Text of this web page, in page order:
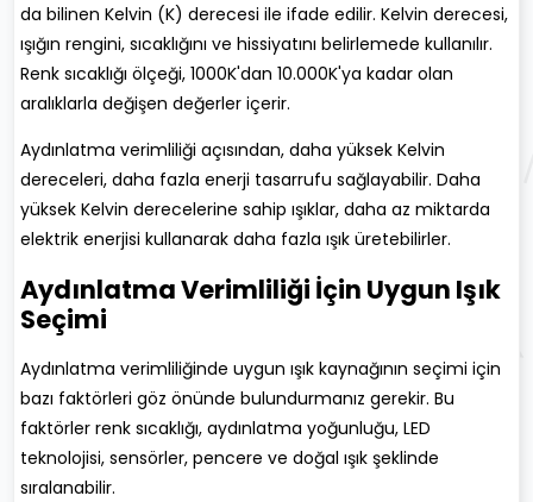
da bilinen Kelvin (K) derecesi ile ifade edilir. Kelvin derecesi,
ışığın rengini, sıcaklığını ve hissiyatını belirlemede kullanılır.
Renk sıcaklığı ölçeği, 1000K'dan 10.000K'ya kadar olan
aralıklarla değişen değerler içerir.
Aydınlatma verimliliği açısından, daha yüksek Kelvin
dereceleri, daha fazla enerji tasarrufu sağlayabilir. Daha
yüksek Kelvin derecelerine sahip ışıklar, daha az miktarda
elektrik enerjisi kullanarak daha fazla ışık üretebilirler.
Aydınlatma Verimliliği İçin Uygun Işık
Seçimi
Aydınlatma verimliliğinde uygun ışık kaynağının seçimi için
bazı faktörleri göz önünde bulundurmanız gerekir. Bu
faktörler renk sıcaklığı, aydınlatma yoğunluğu, LED
teknolojisi, sensörler, pencere ve doğal ışık şeklinde
sıralanabilir.